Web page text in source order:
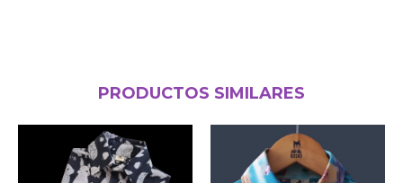
PRODUCTOS SIMILARES